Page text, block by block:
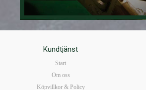
Kundtjänst
Start
Om oss
Köpvillkor & Policy